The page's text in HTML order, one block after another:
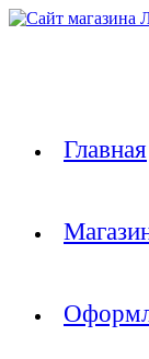
Перейти
Главная